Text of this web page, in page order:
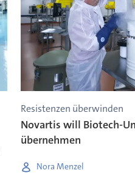
Resistenzen überwinden
Novartis will Biotech-
übernehmen
Nora Menzel